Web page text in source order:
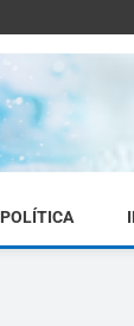
POLÍTICA